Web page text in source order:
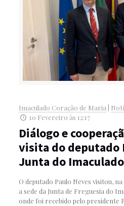
Imaculado Coração de Maria
10 Fevereiro às 12:17
Diálogo e
visita do deputado
Junta do Imaculado
O deputado Paulo Neves visitou,
a sede da Junta de Freguesia do
onde foi recebido pelo presidente